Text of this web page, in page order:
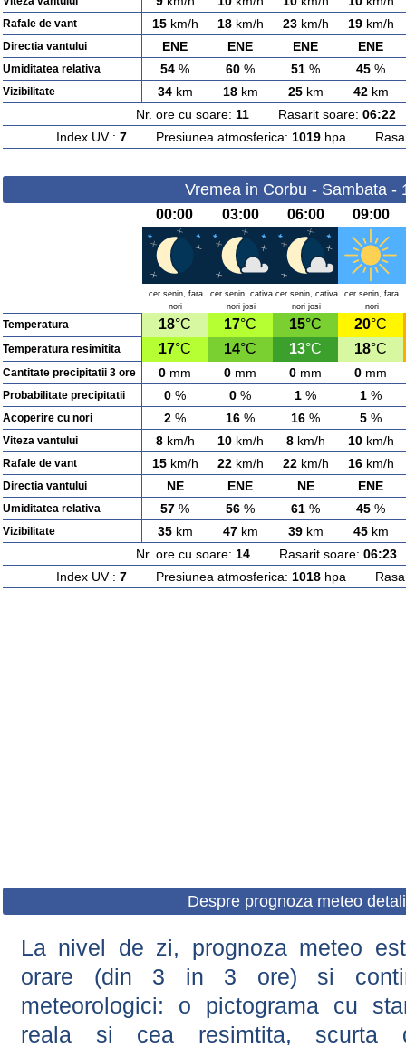
Rafale de vant 15km/h 18km/h 23km/h 19km/h
Directia vantului ENE ENE ENE ENE
Umiditatea relativa 54 % 60 % 51 % 45 %
Vizibilitate 34km 18km 25km 42km
Nr. ore cu soare: 11 Rasarit soare: 06:22
Index UV : 7Presiunea atmosferica: 1019hpa
Vremea in Corbu - Sambata -
00:00 03:00 06:00 09:00
cer senin, fara
nori
cer senin, cativa
nori josi
cer senin, cativa
nori josi
cer senin, fara
nori
Temperatura 18°C 17°C 15°C 20°C
Temperatura resimitita 17°C 14°C 13°C 18°C
Cantitate precipitatii 3 ore 0 mm 0 mm 0 mm 0 mm
Probabilitate precipitatii 0 % 0 % 1 % 1 %
Acoperire cu nori 2 % 16 % 16 % 5 %
Viteza vantului 8km/h 10km/h 8km/h 10km/h
Rafale de vant 15km/h 22km/h 22km/h 16km/h
Directia vantului NE ENE NE ENE
Umiditatea relativa 57 % 56 % 61 % 45 %
Vizibilitate 35km 47km 39km 45km
Nr. ore cu soare: 14Rasarit soare: 06:23
Index UV : 7Presiunea atmosferica: 1018hpa
Despre prognoza meteo
La nivel de zi, prognoza meteo
orare (din 3 in 3 ore) si
meteorologici: o pictograma cu
reala si cea resimtita, scurta